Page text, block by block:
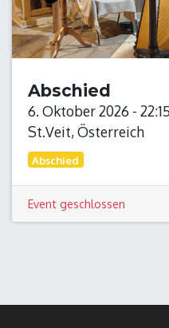
Abschied
6. Oktober 2026 - 22:15
St.Veit,Österreich
Abschied
Event geschlossen